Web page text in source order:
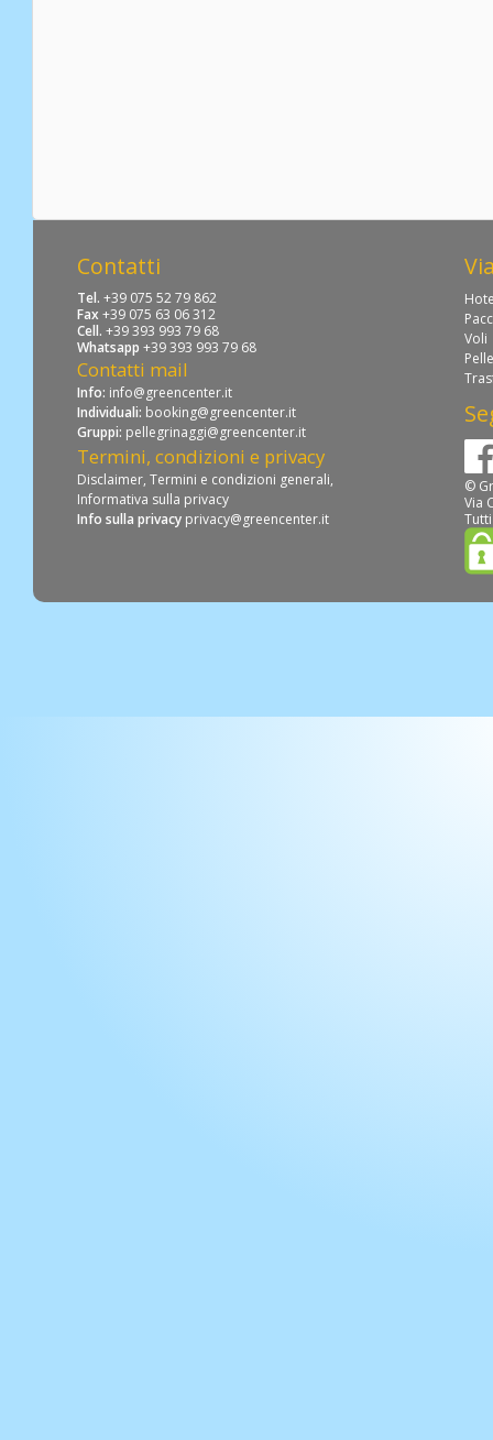
Contatti
Tel. +39 075 52 79 862
Fax +39 075 63 06 312
Cell. +39 393 993 79 68
Whatsapp +39 393 993 79 68
Contatti mail
Info: info@greencenter.it
Individuali: booking@greencenter.it
Gruppi: pellegrinaggi@greencenter.it
Termini, condizioni e privacy
Disclaimer, Termini e condizioni generali,
Informativa sulla privacy
Info sulla privacy privacy@greencenter.it
Voli
©
Via